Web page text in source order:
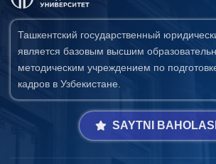
Ташкентский государственный
является базовым высшим
методическим учреждением по
кадров в Узбекистане.
SAYTNI